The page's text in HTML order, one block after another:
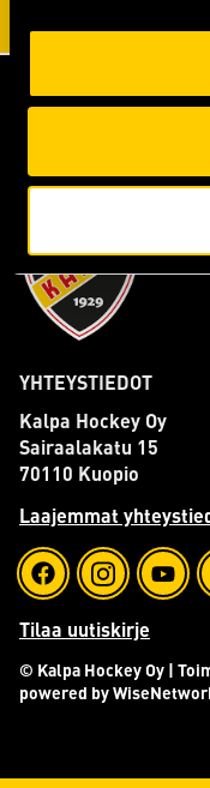
YHTEYSTIEDOT
Kalpa Hockey Oy
Sairaalakatu 15
70110 Kuopio
Laajemmat
Tilaa uutiskirje
© Kalpa Hockey Oy |
powered by